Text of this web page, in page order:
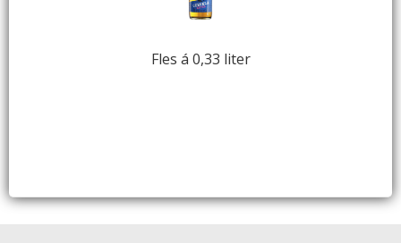
Fles á 0,33 liter